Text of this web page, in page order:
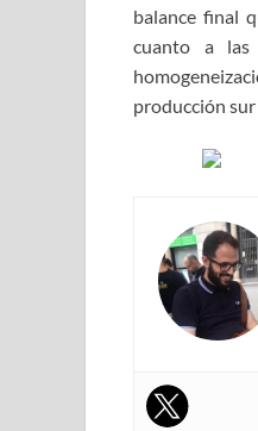
balance final
cuanto a las
producción